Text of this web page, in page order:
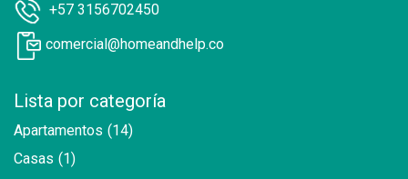
+57 3156702450
comercial@homeandhelp.co
Lista por categoría
Apartamentos (14)
Casas (1)